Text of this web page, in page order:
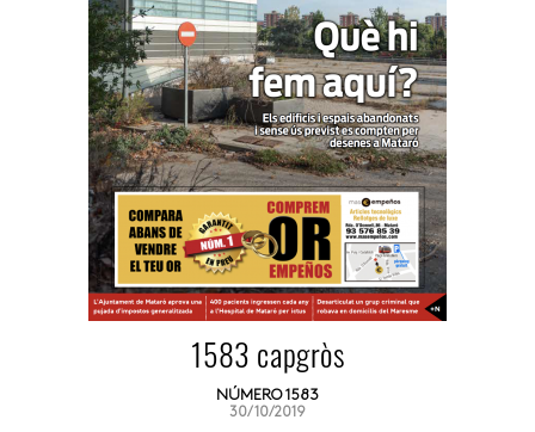
1583 capgròs
NÚMERO 1583
30/10/2019